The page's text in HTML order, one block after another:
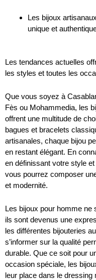
Les bijoux
unique et
Les tendances actuelles
les styles et toutes les
Que vous soyez à
Fès ou Mohammedia, les
offrent une multitude de
bagues et bracelets
artisanales, chaque bijou
en restant élégant. En
en définissant votre style
vous pourrez composer
et modernité.
Les bijoux pour homme
ils sont devenus une
les différentes bijouteries
s’informer sur la qualité
durable. Que ce soit pour
occasion spéciale, les
leur place dans le